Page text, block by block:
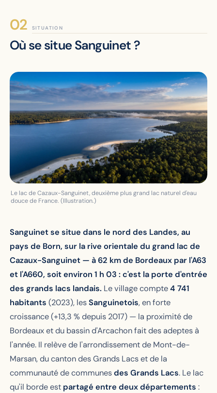
SITUATION
Où se situe Sanguinet ?
Le lac de Cazaux-Sanguinet, deuxième plus grand lac naturel d'eau
douce de France. (Illustration.)
Sanguinet se situe dans le nord des Landes, au
pays de Born, sur la rive orientale du grand lac de
Cazaux-Sanguinet — à 62 km de Bordeaux par l'A63
et l'A660, soit environ 1 h 03 : c'est la porte d'entrée
des grands lacs landais. Le village compte4 741
habitants (2023), lesSanguinetois, en forte
croissance (+13,3 % depuis 2017) — la proximité de
Bordeaux et du bassin d'Arcachon fait des adeptes à
l'année. Il relève de l'arrondissement de Mont-de-
Marsan, du canton des Grands Lacs et de la
communauté de communesdes Grands Lacs. Le lac
qu'il borde est partagé entre deux départements :